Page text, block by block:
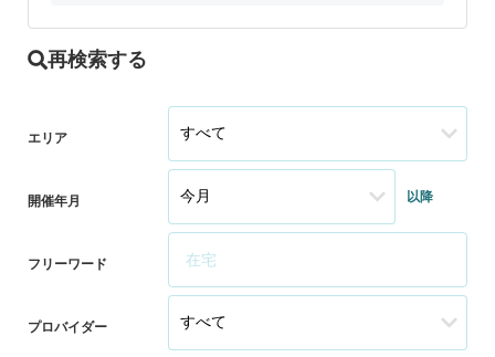
再検索する
エリア
開催年月 以降
フリーワード
プロバイダー